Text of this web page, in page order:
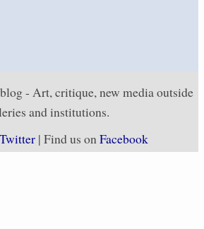
- Art, critique, new media outside
and institutions.
Twitter | Find us onFacebook